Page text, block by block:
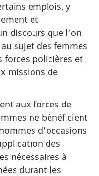
emplois, y
et
discours que l’on
sujet des femmes
forces policières et
missions de
aux forces de
ne bénéficient
d’occasions
des
nécessaires à
durant les